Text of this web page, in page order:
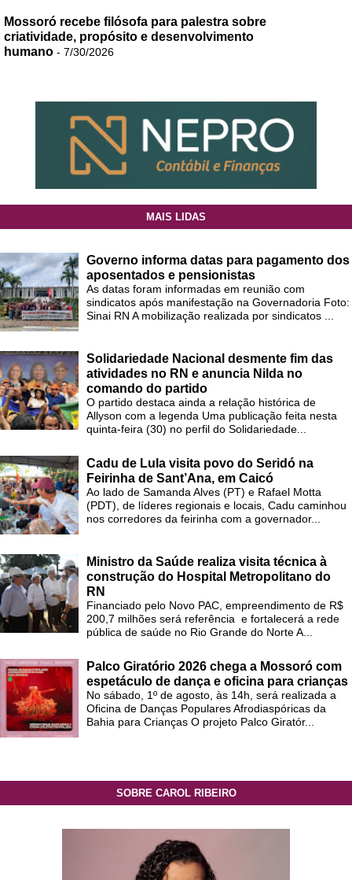
Mossoró recebe filósofa para palestra sobre
criatividade, propósito e desenvolvimento
humano - 7/30/2026
MAIS LIDAS
Governo informa datas para pagamento dos
aposentados e pensionistas
As datas foram informadas em reunião com
sindicatos após manifestação na Governadoria Foto:
Sinai RN A mobilização realizada por sindicatos ...
Solidariedade Nacional desmente fim das
atividades no RN e anuncia Nilda no
comando do partido
O partido destaca ainda a relação histórica de
Allyson com a legenda Uma publicação feita nesta
quinta-feira (30) no perfil do Solidariedade...
Cadu de Lula visita povo do Seridó na
Feirinha de Sant’Ana, em Caicó
Ao lado de Samanda Alves (PT) e Rafael Motta
(PDT), de líderes regionais e locais, Cadu caminhou
nos corredores da feirinha com a governador...
Ministro da Saúde realiza visita técnica à
construção do Hospital Metropolitano do
RN
Financiado pelo Novo PAC, empreendimento de R$
200,7 milhões será referência e fortalecerá a rede
pública de saúde no Rio Grande do Norte A...
Palco Giratório 2026 chega a Mossoró com
espetáculo de dança e oficina para crianças
No sábado, 1º de agosto, às 14h, será realizada a
Oficina de Danças Populares Afrodiaspóricas da
Bahia para Crianças O projeto Palco Giratór...
SOBRE CAROL RIBEIRO